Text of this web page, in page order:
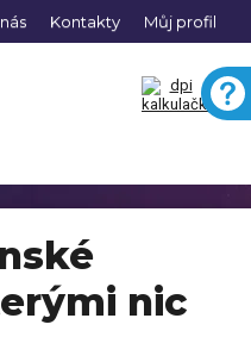
Kontakty Můj profil
na plátně se nic